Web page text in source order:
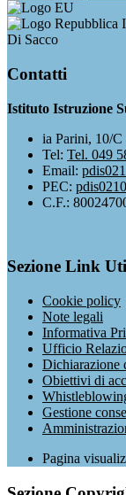
Di Sacco
Contatti
Istituto Istruzione
ia Parini, 10/
Tel: Tel. 049
Email:
PEC:
C.F.:
Sezione Link
Cookie policy
Note legali
Informativa
Ufficio
Dichiarazione
Obiettivi di
Gestione
Pagina